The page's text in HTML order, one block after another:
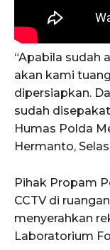
“Apabila sudah
akan kami
dipersiapkan.
sudah
Humas Polda
Hermanto,
Pihak Propam
CCTV di
menyerahkan
Laboratorium